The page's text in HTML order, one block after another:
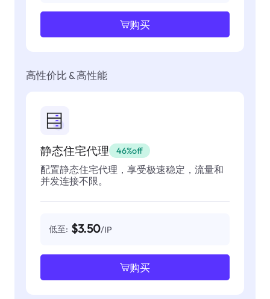
购买
高性价比 & 高性能
静态住宅代理 46%off
配置静态住宅代理，享受极速稳定，流量和
并发连接不限。
低至: $3.50/IP
购买